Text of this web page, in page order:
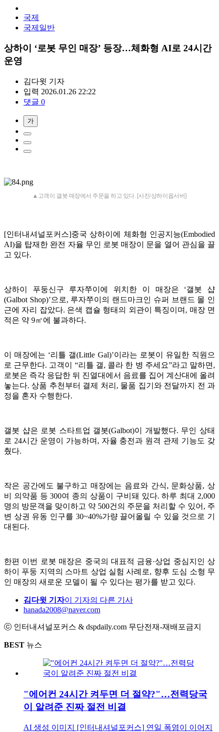
국제
국제일반
상하이 ‘로봇 무인 매장’ 등장…체화형 AI로 24시간
운영
김다윗 기자
입력 2026.01.26 22:22
댓글 0
가
▲고객이 갤봇 매장에서 주문을 하고 있다. [사진/상하이옵서버]
[인터내셔널포커스]중국 상하이에 체화형 인공지능(Embodied
AI)을 탑재한 완전 자율 무인 로봇 매장이 문을 열어 관심을 끌
고 있다.
상하이 푸둥신구 루자쭈이에 위치한 이 매장은 ‘갤봇 샵
(Galbot Shop)’으로, 루자쭈이의 랜드마크인 슈퍼 브랜드 몰 인
근에 자리 잡았다. 은색 캡슐 형태의 외관이 특징이며, 매장 면
적은 약 9㎡에 불과하다.
이 매장에는 ‘리틀 갤(Little Gal)’이라는 로봇이 유일한 직원으
로 근무한다. 고객이 “리틀 갤, 콜라 한 병 주세요”라고 말하면,
로봇은 즉각 응답한 뒤 진열대에서 음료를 집어 계산대에 올려
놓는다. 상품 추천부터 결제 처리, 물품 집기와 전달까지 전 과
정을 혼자 수행한다.
갤봇 샵은 로봇 스타트업 갤봇(Galbot)이 개발했다. 무인 상태
로 24시간 운영이 가능하며, 자율 충전과 원격 관제 기능도 갖
췄다.
작은 공간에도 불구하고 매장에는 음료와 간식, 문화상품, 상
비 의약품 등 300여 종의 상품이 구비돼 있다. 하루 최대 2,000
명의 방문객을 맞이하고 약 500건의 주문을 처리할 수 있어, 주
변 상권 유동 인구를 30~40%가량 끌어올릴 수 있을 것으로 기
대된다.
한편 이번 로봇 매장은 중국의 대표적 금융·상업 중심지인 상
하이 푸둥 지역의 스마트 상업 실험 사례로, 향후 도심 소형 무
인 매장의 새로운 모델이 될 수 있다는 평가를 받고 있다.
김다윗 기자이 기자의 다른 기사
hanada2008@naver.com
ⓒ 인터내셔널포커스 & dspdaily.com 무단전재-재배포금지
BEST 뉴스
"에어컨 24시간 켜두면 더 절약?"…전력당국
이 알려준 진짜 절전 비결
AI 생성 이미지 [인터내셔널포커스] 연일 폭염이 이어지